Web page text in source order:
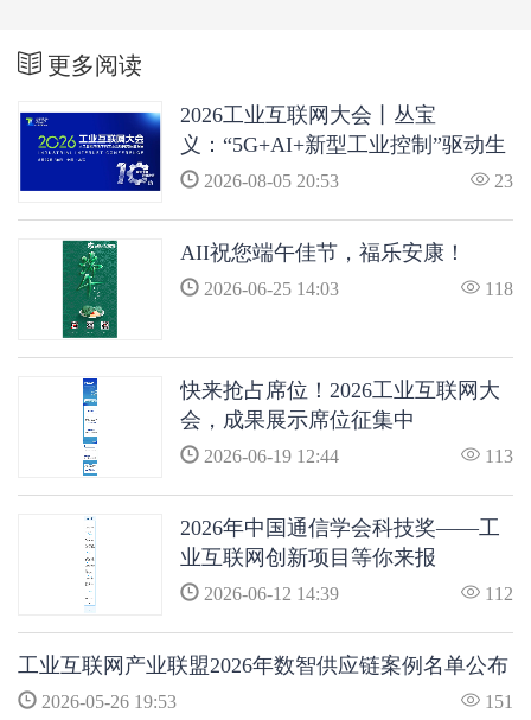
更多阅读
2026工业互联网大会丨丛宝
义：“5G+AI+新型工业控制”驱动生
产制造变革
2026-08-05 20:53 23
AII祝您端午佳节，福乐安康！
2026-06-25 14:03 118
快来抢占席位！2026工业互联网大
会，成果展示席位征集中
2026-06-19 12:44 113
2026年中国通信学会科技奖——工
业互联网创新项目等你来报
2026-06-12 14:39 112
工业互联网产业联盟2026年数智供应链案例名单公布
2026-05-26 19:53 151